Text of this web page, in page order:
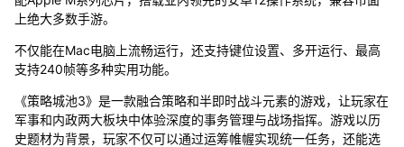
上绝大多数手游。
不仅能在Mac电脑上流畅运行，还支持键位设置、多开运行、最高
支持240帧等多种实用功能。
《策略城池3》是一款融合策略和半即时战斗元素的游戏，让玩家在
军事和内政两大板块中体验深度的事务管理与战场指挥。游戏以历
史题材为背景，玩家不仅可以通过运筹帷幄实现统一任务，还能选